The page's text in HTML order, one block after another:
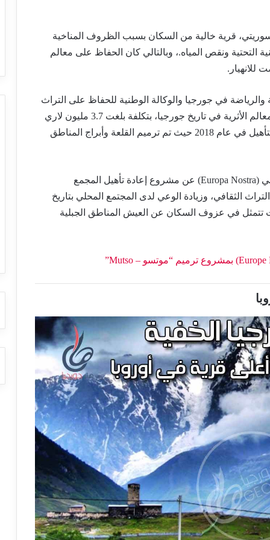
قرية خالية من السكان بسبب الظروف المناخية
ونقص المياه.، وبالتالي كان الحفاظ على معالم
للانهيار.
والرياضة في جورجيا والوكالة الوطنية للحفاظ على التراث
الثقافي بتنفيذ مشروع ترميم في واحد من أصعب المعالم الأثرية في تاريخ جورجيا، بتكلفة بلغت 3.7 مليون لاري
جورجي، وتم الانتهاء من المرحلة الرابعة من إعادة التأهيل في عام 2018 حيث تم ترميم القلعة وأبراج المناطق
والعام الماضي، حصدت جورجيا جائزة التراث الأوروبي (Europa Nostra) عن مشروع إعادة تأهيل المجمع
الثقافي، وزيادة الوعي لدى المجتمع المحلي بتاريخ
تتمثل في عزوف السكان عن العيش المناطق الجبلية